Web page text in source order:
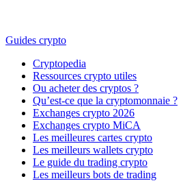
Guides crypto
Cryptopedia
Ressources crypto utiles
Ou acheter des cryptos ?
Qu’est-ce que la cryptomonnaie ?
Exchanges crypto 2026
Exchanges crypto MiCA
Les meilleures cartes crypto
Les meilleurs wallets crypto
Le guide du trading crypto
Les meilleurs bots de trading